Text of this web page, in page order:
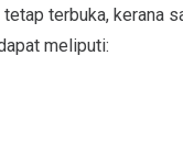
terbuka, kerana
meliputi: